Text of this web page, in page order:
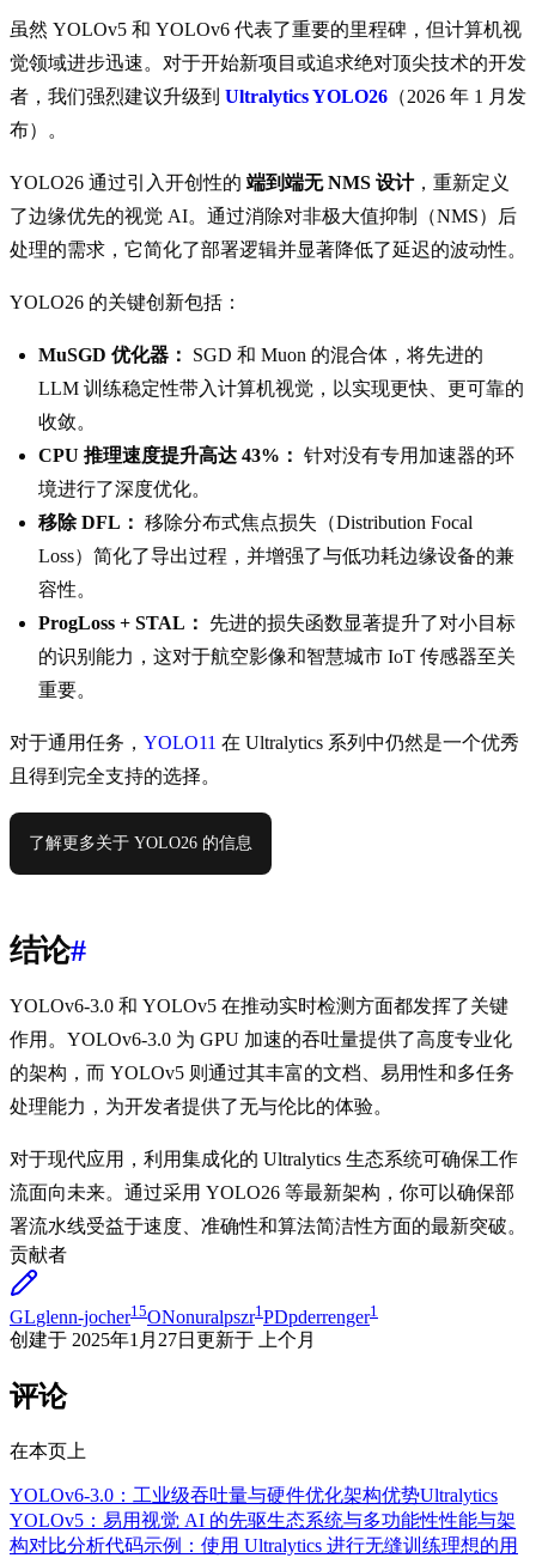
虽然 YOLOv5 和 YOLOv6 代表了重要的里程碑，但计算机视
觉领域进步迅速。对于开始新项目或追求绝对顶尖技术的开发
者，我们强烈建议升级到 Ultralytics YOLO26 （2026 年 1 月发
布）。
YOLO26 通过引入开创性的 端到端无 NMS 设计，重新定义
了边缘优先的视觉 AI。通过消除对非极大值抑制（NMS）后
处理的需求，它简化了部署逻辑并显著降低了延迟的波动性。
YOLO26 的关键创新包括：
MuSGD 优化器：
SGD 和 Muon 的混合体，将先进的
LLM 训练稳定性带入计算机视觉，以实现更快、更可靠的
收敛。
CPU 推理速度提升高达 43%： 针对没有专用加速器的环
境进行了深度优化。
移除 DFL： 移除分布式焦点损失（Distribution Focal
Loss）简化了导出过程，并增强了与低功耗边缘设备的兼
容性。
ProgLoss + STAL：
先进的损失函数显著提升了对小目标
的识别能力，这对于航空影像和智慧城市 IoT 传感器至关
重要。
对于通用任务， YOLO11 在 Ultralytics 系列中仍然是一个优秀
且得到完全支持的选择。
了解更多关于 YOLO26 的信息
结论#
YOLOv6-3.0 和 YOLOv5 在推动实时检测方面都发挥了关键
作用。YOLOv6-3.0 为 GPU 加速的吞吐量提供了高度专业化
的架构，而 YOLOv5 则通过其丰富的文档、易用性和多任务
处理能力，为开发者提供了无与伦比的体验。
对于现代应用，利用集成化的 Ultralytics 生态系统可确保工作
流面向未来。通过采用 YOLO26 等最新架构，你可以确保部
署流水线受益于速度、准确性和算法简洁性方面的最新突破。
贡献者
GLglenn-jocher15ONonuralpszr1PDpderrenger1
创建于 2025年1月27日 更新于 上个月
评论
在本页上
YOLOv6-3.0：工业级吞吐量与硬件优化架构优势Ultralytics
YOLOv5：易用视觉 AI 的先驱生态系统与多功能性性能与架
构对比分析代码示例：使用 Ultralytics 进行无缝训练理想的用